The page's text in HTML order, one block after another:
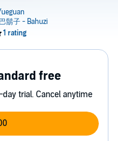
free
trial. Cancel anytime